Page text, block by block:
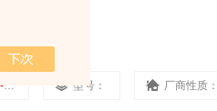
型号： 厂商性质：